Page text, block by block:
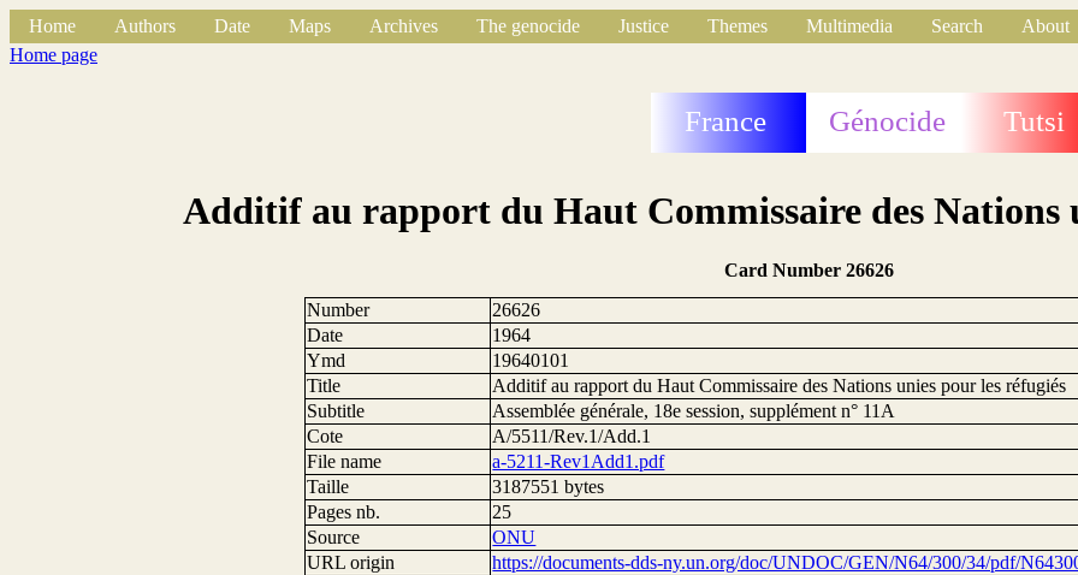
Home Authors Date Maps Archives The genocide Justice Themes Multimedia Search
About
Home page
France Génocide Tutsi
Additif au rapport du Haut Commissaire des Nations
Card Number 26626
Number
26626
Date
1964
Ymd
19640101
Title
Additif au rapport du Haut Commissaire des Nations unies pour les réfugiés
Subtitle
Assemblée générale, 18e session, supplément n° 11A
Cote
A/5511/Rev.1/Add.1
File name
a-5211-Rev1Add1.pdf
Taille
3187551 bytes
Pages nb.
25
Source
ONU
URL origin
https://documents-dds-ny.un.org/doc/UNDOC/GEN/N64/300/34/pdf/